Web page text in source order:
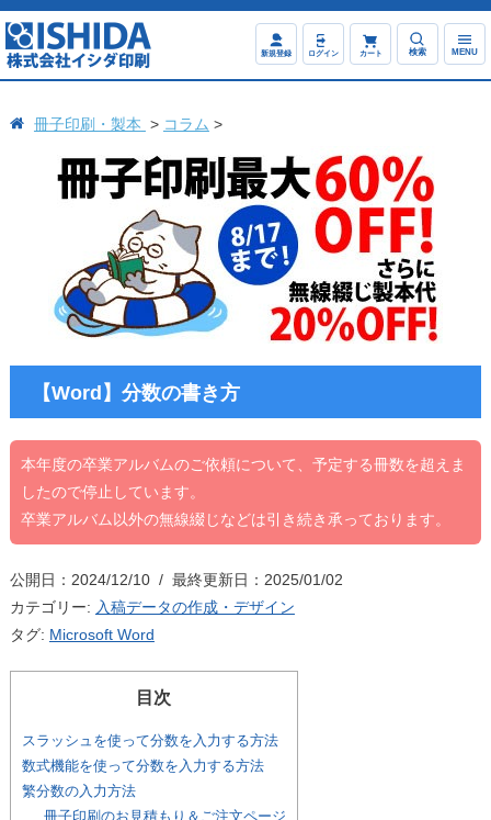
新規登録 ログイン カート 検索 MENU
冊子印刷・製本 コラム
【Word】分数の書き方
本年度の卒業アルバムのご依頼について、予定する冊数を超えま
したので停止しています。
卒業アルバム以外の無線綴じなどは引き続き承っております。
公開日：2024/12/10 / 最終更新日：2025/01/02
カテゴリー: 入稿データの作成・デザイン
タグ: Microsoft Word
目次
スラッシュを使って分数を入力する方法
数式機能を使って分数を入力する方法
繁分数の入力方法
冊子印刷のお見積もり＆ご注文ページ